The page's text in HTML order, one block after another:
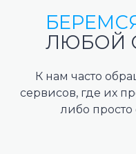
ЛЮБОЙ
К нам часто
сервисов, где их
либо просто